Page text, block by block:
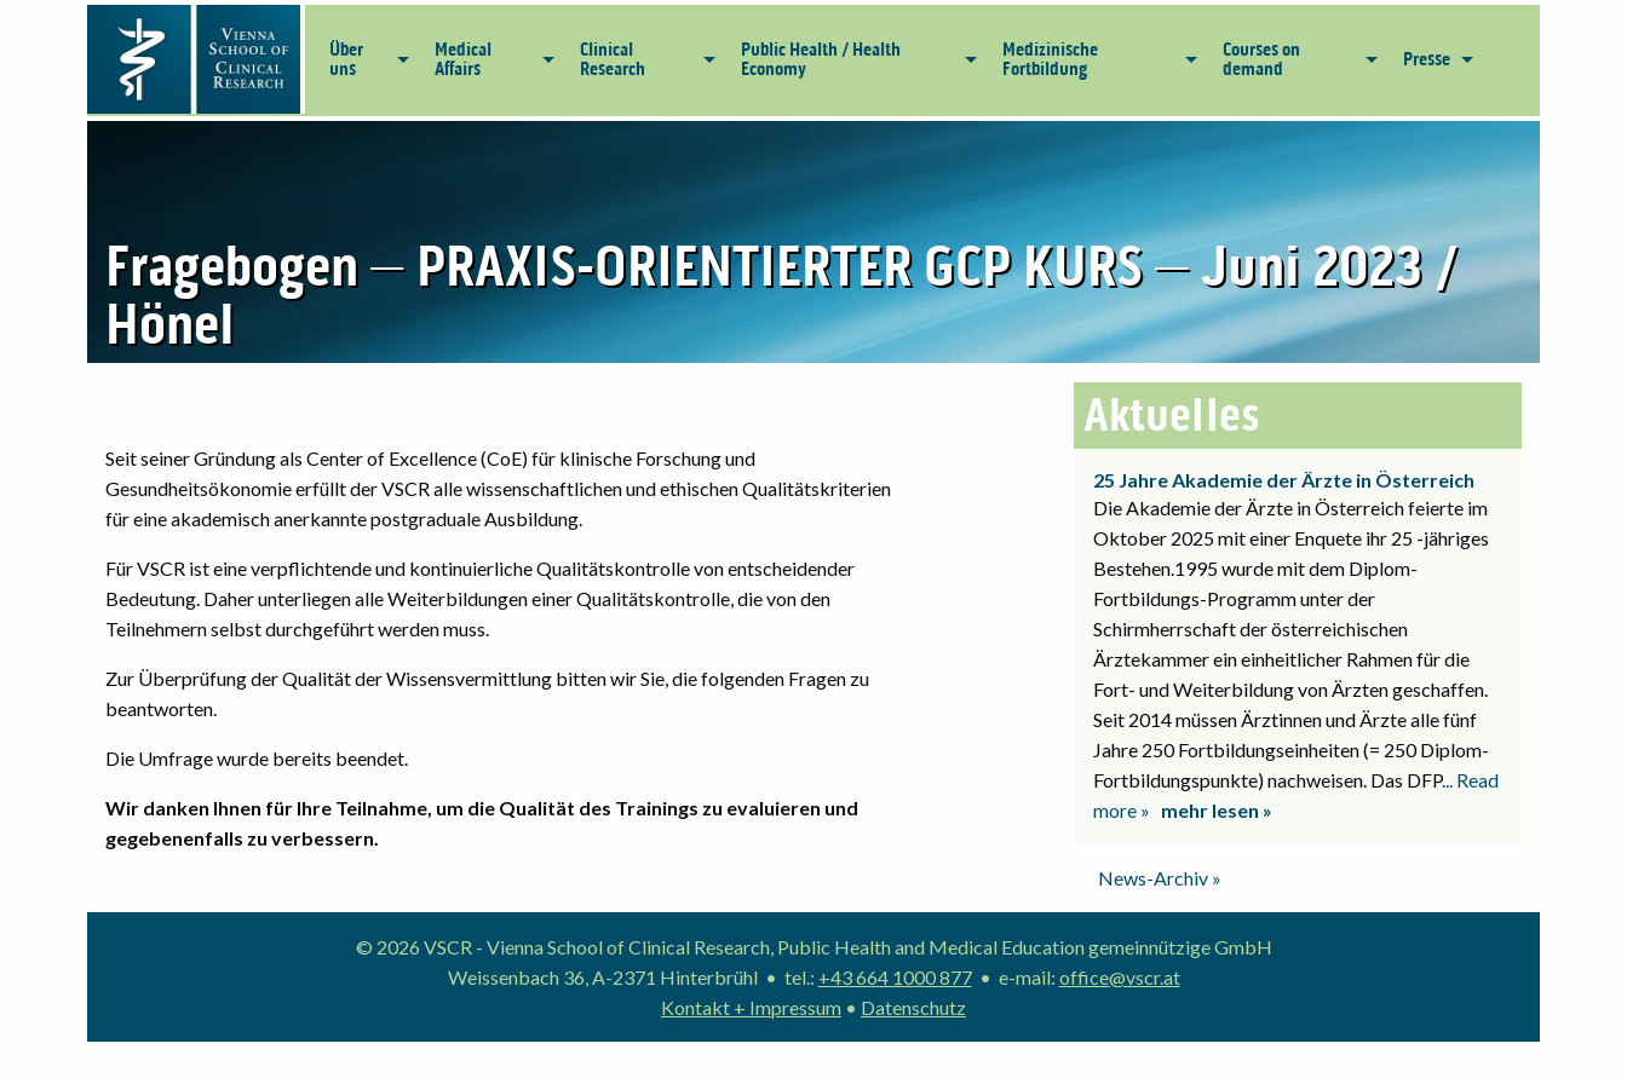
Über
uns
Medical
Affairs
Clinical
Research
Public Health / Health
Economy
Medizinische
Fortbildung
Courses on
demand
Presse
Fragebogen – PRAXIS-ORIENTIERTER GCP KURS – Juni 2023 /
Hönel
Seit seiner Gründung als Center of Excellence (CoE) für klinische Forschung und
Gesundheitsökonomie erfüllt der VSCR alle wissenschaftlichen und ethischen Qualitätskriterien
für eine akademisch anerkannte postgraduale Ausbildung.
Für VSCR ist eine verpflichtende und kontinuierliche Qualitätskontrolle von entscheidender
Bedeutung. Daher unterliegen alle Weiterbildungen einer Qualitätskontrolle, die von den
Teilnehmern selbst durchgeführt werden muss.
Zur Überprüfung der Qualität der Wissensvermittlung bitten wir Sie, die folgenden Fragen zu
beantworten.
Die Umfrage wurde bereits beendet.
Wir danken Ihnen für Ihre Teilnahme, um die Qualität des Trainings zu evaluieren und
gegebenenfalls zu verbessern.
News-Archiv »
Aktuelles
25 Jahre Akademie der Ärzte in Österreich
Die Akademie der Ärzte in Österreich feierte im
Oktober 2025 mit einer Enquete ihr 25 -jähriges
Bestehen.1995 wurde mit dem Diplom-
Fortbildungs-Programm unter der
Schirmherrschaft der österreichischen
Ärztekammer ein einheitlicher Rahmen für die
Fort- und Weiterbildung von Ärzten geschaffen.
Seit 2014 müssen Ärztinnen und Ärzte alle fünf
Jahre 250 Fortbildungseinheiten (= 250 Diplom-
Fortbildungspunkte) nachweisen. Das DFP... Read
more » mehr lesen »
© 2026 VSCR - Vienna School of Clinical Research, Public Health and Medical Education gemeinnützige GmbH
Weissenbach 36, A-2371 Hinterbrühl • tel.: +43 664 1000 877• e-mail: office@vscr.at
Kontakt + Impressum • Datenschutz